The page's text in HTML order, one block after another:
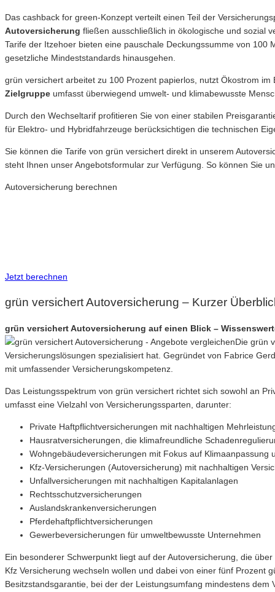
Das cashback for green-Konzept verteilt einen Teil der
Autoversicherung fließen ausschließlich in ökologische und sozial
Tarife der Itzehoer bieten eine pauschale Deckungssumme von
gesetzliche Mindeststandards hinausgehen.
grün versichert arbeitet zu 100 Prozent papierlos, nutzt Ökostrom
Zielgruppe umfasst überwiegend umwelt- und klimabewusste
Durch den Wechseltarif profitieren Sie von einer stabilen
für Elektro- und Hybridfahrzeuge berücksichtigen die technischen
Sie können die Tarife von grün versichert direkt in unserem
steht Ihnen unser Angebotsformular zur Verfügung. So können Sie
Autoversicherung berechnen
Jetzt berechnen
grün versichert Autoversicherung – Kurzer
grün versichert Autoversicherung auf einen Blick –
Die grün
Versicherungslösungen spezialisiert hat. Gegründet von Fabrice
mit umfassender Versicherungskompetenz.
Das Leistungsspektrum von grün versichert richtet sich sowohl an
umfasst eine Vielzahl von Versicherungssparten, darunter:
Private Haftpflichtversicherungen mit nachhaltigen
Hausratversicherungen, die klimafreundliche
Wohngebäudeversicherungen mit Fokus auf Klimaanpassung
Kfz-Versicherungen (Autoversicherung) mit nachhaltigen
Unfallversicherungen mit nachhaltigen Kapitalanlagen
Rechtsschutzversicherungen
Auslandskrankenversicherungen
Pferdehaftpflichtversicherungen
Gewerbeversicherungen für umweltbewusste Unternehmen
Ein besonderer Schwerpunkt liegt auf der Autoversicherung, die
Kfz Versicherung wechseln wollen und dabei von einer fünf Prozent
Besitzstandsgarantie, bei der der Leistungsumfang mindestens